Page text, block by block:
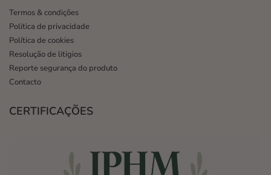
Termos & condições
Politica de privacidade
Política de cookies
Resolução de litigios
Reporte segurança do produto
Contacto
CERTIFICAÇÕES